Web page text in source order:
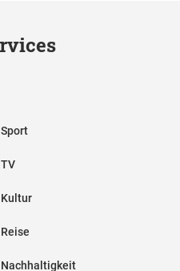
Sport
TV
Kultur
Reise
Nachhaltigkeit